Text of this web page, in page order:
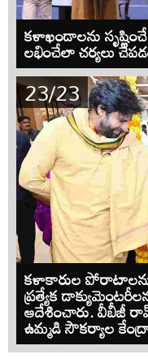
కళాఖండాలను
లభించేలా చర్యలు
23/23
కళాకారుల
ప్రత్యేక
ఆదేశించారు. వీబీజీ
ఉమ్మడి సౌకర్యాల